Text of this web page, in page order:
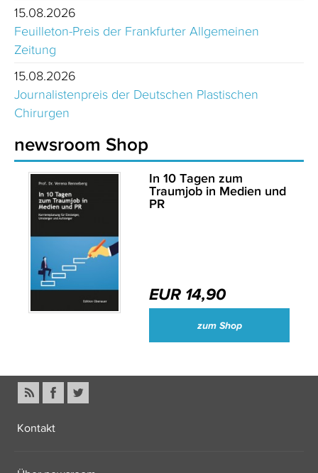
15.08.2026
Feuilleton-Preis der Frankfurter Allgemeinen
Zeitung
15.08.2026
Journalistenpreis der Deutschen Plastischen
Chirurgen
newsroom Shop
In 10 Tagen zum
Traumjob in Medien und
PR
EUR 14,90
zum Shop
Kontakt